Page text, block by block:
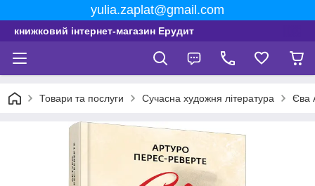
yulia.zaplat@gmail.com
книжковий інтернет-магазин Ерудит
Товари та послуги Сучасна художня література Єва